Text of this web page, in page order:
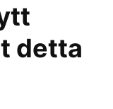
detta